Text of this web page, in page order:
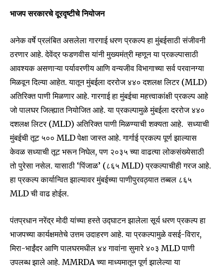
भाजप सरकारचे दूरदृष्टीचे नियोजन
अनेक वर्षे प्रलंबित असलेला गारगाई धरण प्रकल्प हा मुंबईसाठी संजीवनी
ठरणार आहे. देवेंद्र फडणवीस यांनी मुख्यमंत्री म्हणून या प्रकल्पासाठी
आवश्यक असणाऱ्या पर्यावरणीय आणि वन्यजीव विभागाच्या सर्व परवानग्या
मिळवून दिल्या आहेत. यातून मुंबईला दररोज ४४० दशलक्ष लिटर (MLD)
अतिरिक्त पाणी मिळणार आहे. गारगाई हा मुंबईचा महत्त्वाकांक्षी प्रकल्प आहे
जो पालघर जिल्ह्यात नियोजित आहे. या प्रकल्पामुळे मुंबईला दररोज ४४०
दशलक्ष लिटर (MLD) अतिरिक्त पाणी मिळण्याची शक्यता आहे. सध्याची
मुंबईची तूट ५०० MLD पेक्षा जास्त आहे. गार्गाई प्रकल्प पूर्ण झाल्यास
केवळ सध्याची तूट भरून निघेल, पण २०३५ च्या वाढत्या लोकसंख्येसाठी
तो पुरेसा नसेल. यासाठी ‘पिंजाळ’ (८६५ MLD) प्रकल्पाचीही गरज आहे.
हा प्रकल्प कार्यान्वित झाल्यावर मुंबईच्या पाणीपुरवठ्यात तब्बल ८६५
MLD ची वाढ होईल.
पंतप्रधान नरेंद्र मोदी यांच्या हस्ते उद्घाटन झालेला सूर्य धरण प्रकल्प हा
भाजपच्या कार्यक्षमतेचे उत्तम उदाहरण आहे. या प्रकल्पामुळे वसई-विरार,
मिरा-भाईंदर आणि पालघरमधील ४४ गावांना सुमारे ४०३ MLD पाणी
उपलब्ध झाले आहे. MMRDA च्या माध्यमातून पूर्ण झालेल्या या